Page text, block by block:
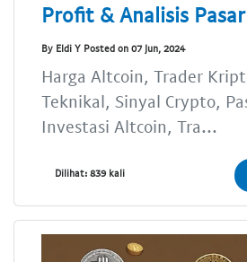
Profit & Analisis Pasar
By Eldi Y Posted on 07 Jun, 2024
Harga Altcoin, Trader
Teknikal, Sinyal Crypto,
Investasi Altcoin, Tra...
Dilihat: 839 kali